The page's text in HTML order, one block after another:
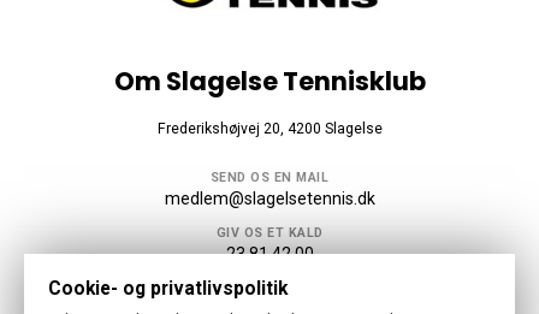
Om Slagelse Tennisklub
Frederikshøjvej 20, 4200 Slagelse
SEND OS EN MAIL
medlem@slagelsetennis.dk
GIV OS ET KALD
23 81 42 00
Cookie- og privatlivspolitik